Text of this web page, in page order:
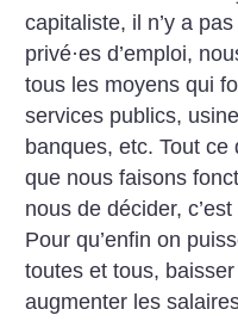
capitaliste, il n’y a
privé·es d’emploi,
tous les moyens qui
services publics,
banques, etc. Tout
que nous faisons
nous de décider,
Pour qu’enfin on
toutes et tous,
augmenter les